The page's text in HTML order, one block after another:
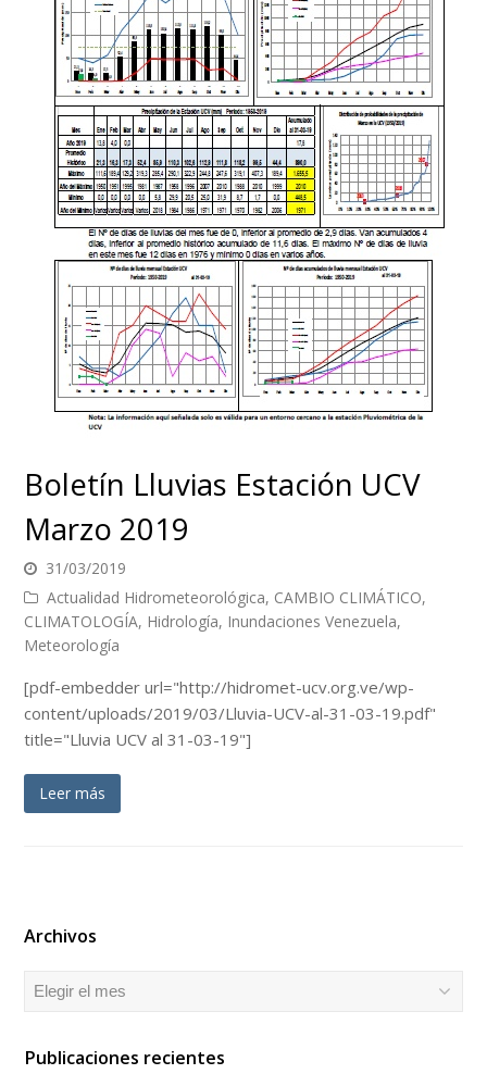
Boletín Lluvias Estación UCV
Marzo 2019
31/03/2019
Actualidad Hidrometeorológica, CAMBIO CLIMÁTICO,
CLIMATOLOGÍA, Hidrología, Inundaciones Venezuela,
Meteorología
[pdf-embedder url="http://hidromet-ucv.org.ve/wp-
content/uploads/2019/03/Lluvia-UCV-al-31-03-19.pdf"
title="Lluvia UCV al 31-03-19"]
Leer más
Archivos
Archivos
Publicaciones recientes